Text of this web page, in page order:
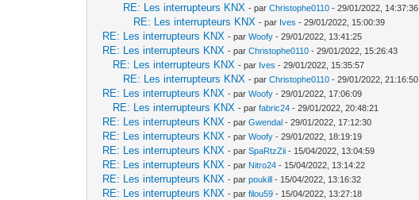
RE: Les interrupteurs KNX - parChristophe0110 - 29/01/2022, 14:37:36
RE: Les interrupteurs KNX - par Ives - 29/01/2022, 15:00:39
RE: Les interrupteurs KNX - parWoofy - 29/01/2022, 13:41:25
RE: Les interrupteurs KNX - parChristophe0110 - 29/01/2022, 15:26:43
RE: Les interrupteurs KNX - par Ives - 29/01/2022, 15:35:57
RE: Les interrupteurs KNX - parChristophe0110 - 29/01/2022, 21:16:50
RE: Les interrupteurs KNX - parWoofy - 29/01/2022, 17:06:09
RE: Les interrupteurs KNX - parfabric24 - 29/01/2022, 20:48:21
RE: Les interrupteurs KNX - parGwendal - 29/01/2022, 17:12:30
RE: Les interrupteurs KNX - parWoofy - 29/01/2022, 18:19:19
RE: Les interrupteurs KNX - parSpaRtzZii - 15/04/2022, 13:04:59
RE: Les interrupteurs KNX - par Nitro24 - 15/04/2022, 13:14:22
RE: Les interrupteurs KNX - parpoukill - 15/04/2022, 13:16:32
RE: Les interrupteurs KNX - parfilou59 - 15/04/2022, 13:27:18